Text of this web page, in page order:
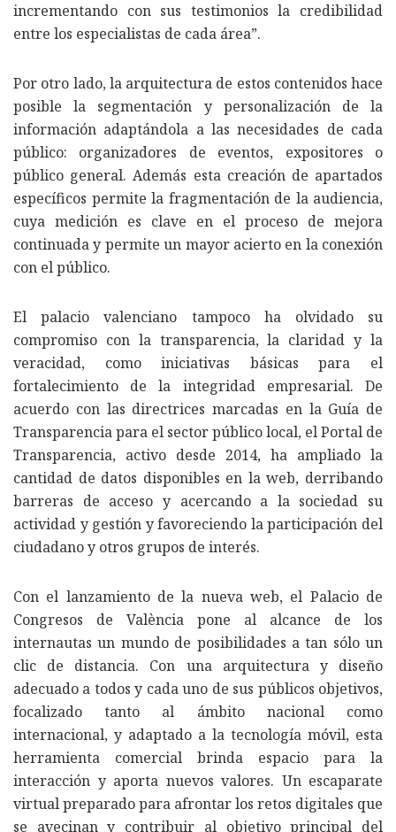
incrementando con sus testimonios la credibilidad
entre los especialistas de cada área”.
Por otro lado, la arquitectura de estos contenidos hace
posible la segmentación y personalización de la
información adaptándola a las necesidades de cada
público: organizadores de eventos, expositores o
público general. Además esta creación de apartados
específicos permite la fragmentación de la audiencia,
cuya medición es clave en el proceso de mejora
continuada y permite un mayor acierto en la conexión
con el público.
El palacio valenciano tampoco ha olvidado su
compromiso con la transparencia, la claridad y la
veracidad, como iniciativas básicas para el
fortalecimiento de la integridad empresarial. De
acuerdo con las directrices marcadas en la Guía de
Transparencia para el sector público local, el Portal de
Transparencia, activo desde 2014, ha ampliado la
cantidad de datos disponibles en la web, derribando
barreras de acceso y acercando a la sociedad su
actividad y gestión y favoreciendo la participación del
ciudadano y otros grupos de interés.
Con el lanzamiento de la nueva web, el Palacio de
Congresos de València pone al alcance de los
internautas un mundo de posibilidades a tan sólo un
clic de distancia. Con una arquitectura y diseño
adecuado a todos y cada uno de sus públicos objetivos,
focalizado tanto al ámbito nacional como
internacional, y adaptado a la tecnología móvil, esta
herramienta comercial brinda espacio para la
interacción y aporta nuevos valores. Un escaparate
virtual preparado para afrontar los retos digitales que
se avecinan y contribuir al objetivo principal del